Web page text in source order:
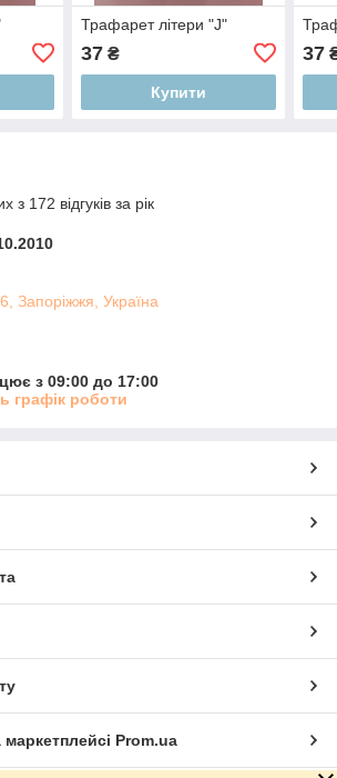
Трафарет літери "J"
37₴
Купити
37
з 172 відгуків за рік
Запоріжжя, Україна
з 09:00 до 17:00
графік роботи
Prom.ua